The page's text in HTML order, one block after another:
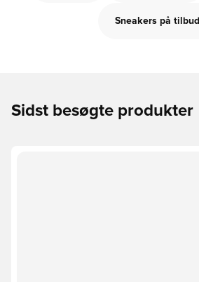
Sneakers på tilbud
Sidst besøgte produkter